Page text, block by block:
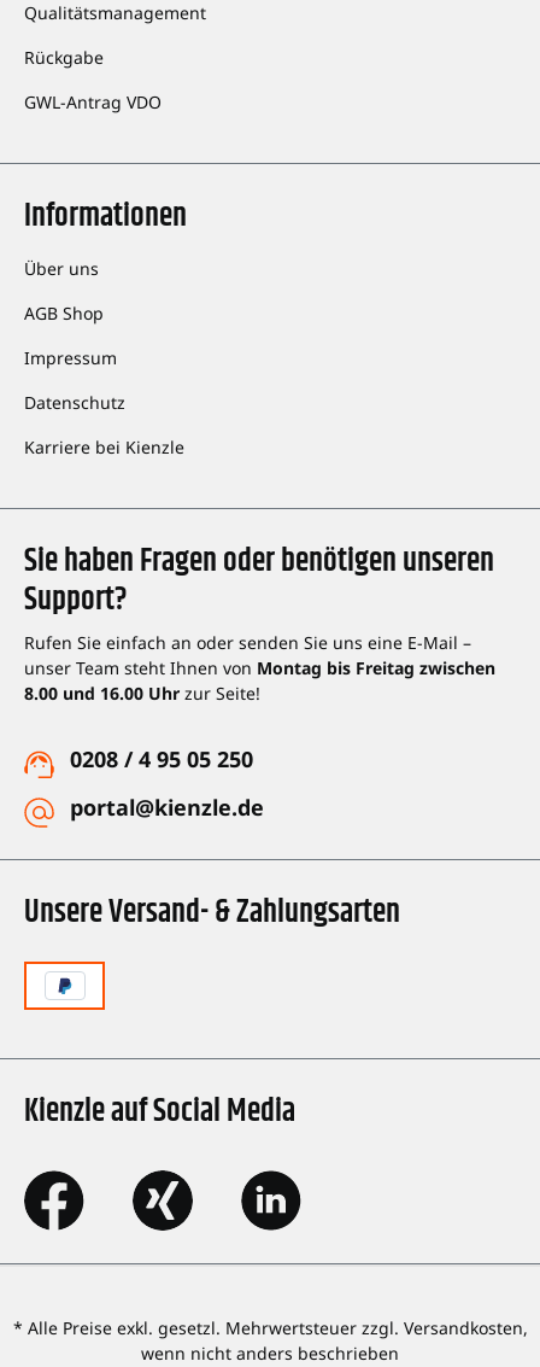
Qualitätsmanagement
Rückgabe
GWL-Antrag VDO
Informationen
Über uns
AGB Shop
Impressum
Datenschutz
Karriere bei Kienzle
Kienzle auf Social Media
Unsere Versand- & Zahlungsarten
Sie haben Fragen oder benötigen unseren
Support?
Rufen Sie einfach an oder senden Sie uns eine E-Mail –
unser Team steht Ihnen von Montag bis Freitag zwischen
8.00 und 16.00 Uhr zur Seite!
0208 / 4 95 05 250
portal@kienzle.de
* Alle Preise exkl. gesetzl. Mehrwertsteuer zzgl. Versandkosten,
wenn nicht anders beschrieben